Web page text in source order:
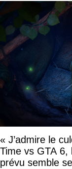
« J’admire le
Time vs GTA 6,
prévu semble